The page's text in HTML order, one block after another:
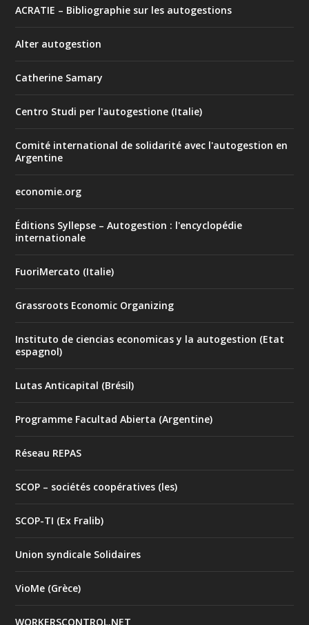
ACRATIE – Bibliographie sur les autogestions
Alter autogestion
Catherine Samary
Centro Studi per l'autogestione (Italie)
Comité international de solidarité avec l'autogestion en
Argentine
economie.org
Éditions Syllepse – Autogestion : l'encyclopédie
internationale
FuoriMercato (Italie)
Grassroots Economic Organizing
Instituto de ciencias economicas y la autogestion (Etat
espagnol)
Lutas Anticapital (Brésil)
Programme Facultad Abierta (Argentine)
Réseau REPAS
SCOP – sociétés coopératives (les)
SCOP-TI (Ex Fralib)
Union syndicale Solidaires
VioMe (Grèce)
WORKERSCONTROL.NET